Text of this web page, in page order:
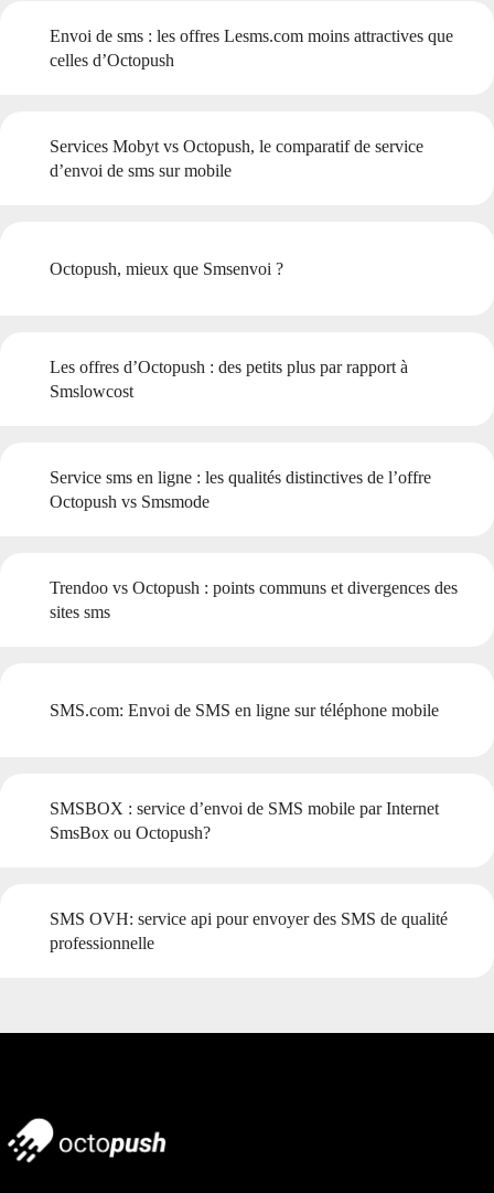
Envoi de sms : les offres Lesms.com moins attractives que
celles d’Octopush
Services Mobyt vs Octopush, le comparatif de service
d’envoi de sms sur mobile
Octopush, mieux que Smsenvoi ?
Les offres d’Octopush : des petits plus par rapport à
Smslowcost
Service sms en ligne : les qualités distinctives de l’offre
Octopush vs Smsmode
Trendoo vs Octopush : points communs et divergences des
sites sms
SMS.com: Envoi de SMS en ligne sur téléphone mobile
SMSBOX : service d’envoi de SMS mobile par Internet
SmsBox ou Octopush?
SMS OVH: service api pour envoyer des SMS de qualité
professionnelle